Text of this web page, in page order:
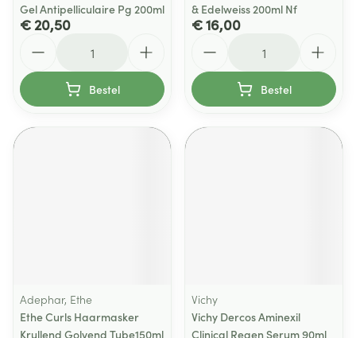
Gel Antipelliculaire Pg 200ml
€ 20,50
Bestel
& Edelweiss 200ml Nf
€ 16,00
Bestel
Adephar, Ethe
Ethe Curls Haarmasker
Krullend Golvend Tube150ml
Vichy
Vichy Dercos Aminexil
Clinical Regen Serum 90ml